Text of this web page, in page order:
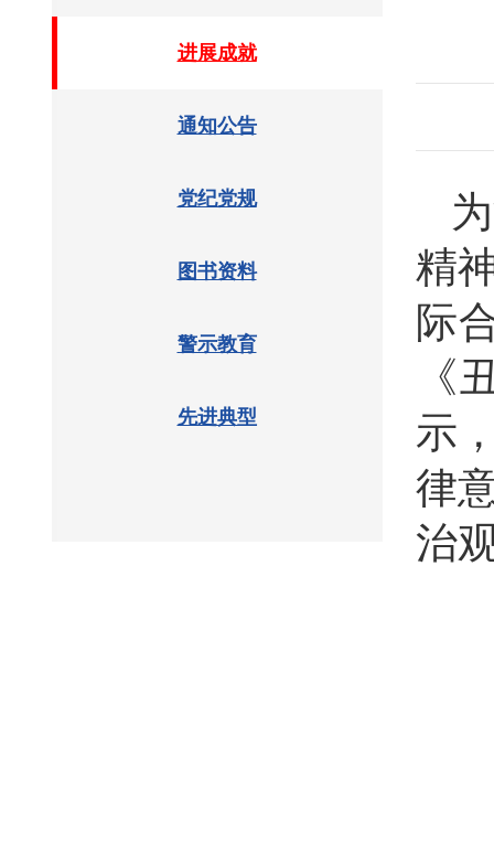
进展成就
通知公告
党纪党规
图书资料
警示教育
先进典型
精
际
《
示
律
治